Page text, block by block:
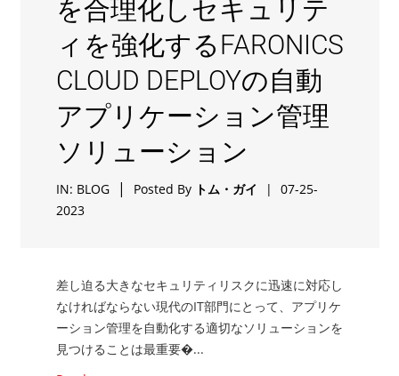
を合理化しセキュリテ
ィを強化するFARONICS
CLOUD DEPLOYの自動
アプリケーション管理
ソリューション
IN: BLOG | Posted By トム・ガイ |
07-25-
2023
差し迫る大きなセキュリティリスクに迅速に対応し
なければならない現代のIT部門にとって、アプリケ
ーション管理を自動化する適切なソリューションを
見つけることは最重要�...